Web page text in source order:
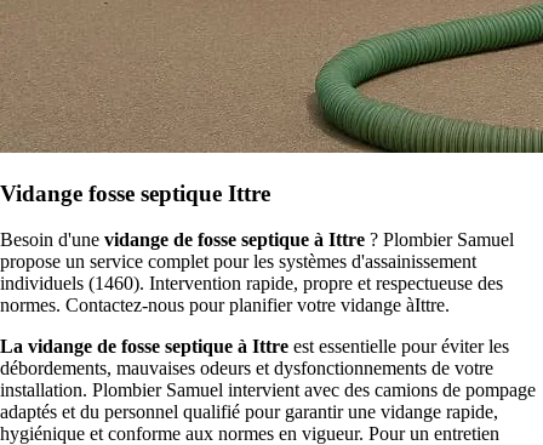
Vidange fosse septique Ittre
Besoin d'une vidange de fosse septique à Ittre ? Plombier Samuel
propose un service complet pour les systèmes d'assainissement
individuels (1460). Intervention rapide, propre et respectueuse des
normes. Contactez-nous pour planifier votre vidange àIttre.
La vidange de fosse septique à Ittre est essentielle pour éviter les
débordements, mauvaises odeurs et dysfonctionnements de votre
installation. Plombier Samuel intervient avec des camions de pompage
adaptés et du personnel qualifié pour garantir une vidange rapide,
hygiénique et conforme aux normes en vigueur. Pour un entretien